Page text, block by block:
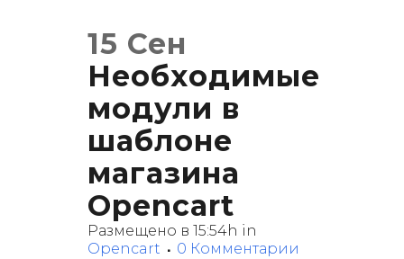
15 Сен
Необходимые
модули в
шаблоне
магазина
Opencart
Размещено в 15:54h in
Opencart
0 Комментарии